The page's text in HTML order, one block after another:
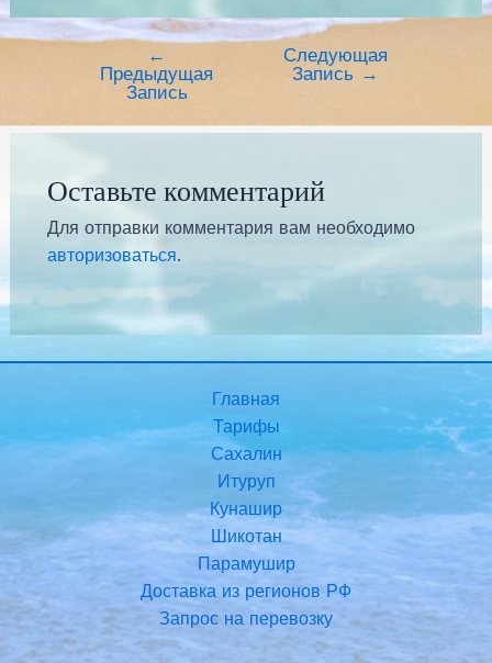
←
Предыдущая
Запись
Следующая
Запись →
Оставьте комментарий
Для отправки комментария вам необходимо
авторизоваться.
Главная
Тарифы
Сахалин
Итуруп
Кунашир
Шикотан
Парамушир
Доставка из регионов РФ
Запрос на перевозку